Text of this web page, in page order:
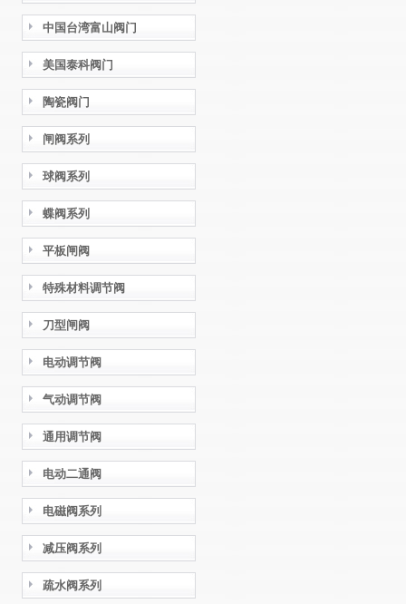
中国台湾富山阀门
美国泰科阀门
陶瓷阀门
闸阀系列
球阀系列
蝶阀系列
平板闸阀
特殊材料调节阀
刀型闸阀
电动调节阀
气动调节阀
通用调节阀
电动二通阀
电磁阀系列
减压阀系列
疏水阀系列